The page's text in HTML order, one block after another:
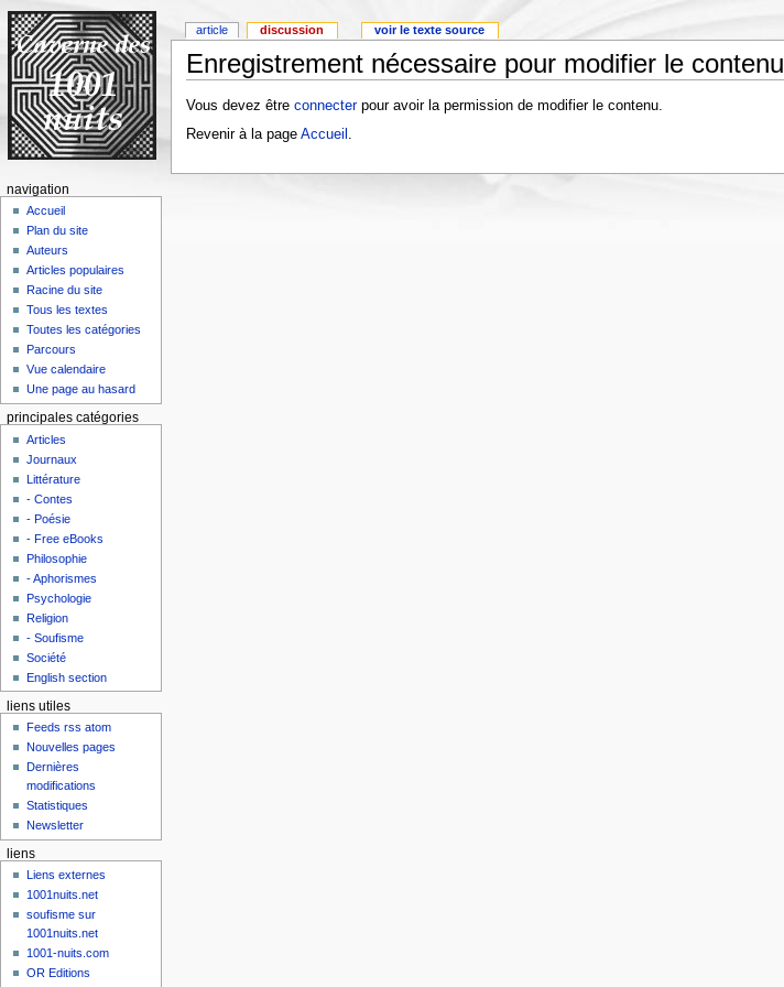
Enregistrement nécessaire pour modifier le contenu
Vous devez être connecterpour avoir la permission de modifier le contenu.
Revenir à la page Accueil
article discussion voir le texte source
navigation
Accueil
Plan du site
Auteurs
Articles populaires
Racine du site
Tous les textes
Toutes les catégories
Parcours
Vue calendaire
Une page au hasard
principales catégories
Articles
Journaux
Littérature
- Contes
- Poésie
- Free eBooks
Philosophie
- Aphorismes
Psychologie
Religion
- Soufisme
Société
English section
liens utiles
Feeds rss atom
Nouvelles pages
Dernières
modifications
Statistiques
Newsletter
liens
Liens externes
1001nuits.net
soufisme sur
1001nuits.net
1001-nuits.com
OR Editions